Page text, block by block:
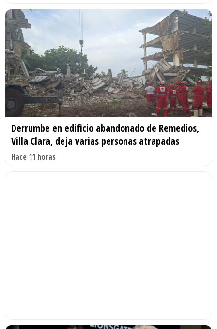
Derrumbe en edificio abandonado de Remedios,
Villa Clara, deja varias personas atrapadas
Hace 11 horas